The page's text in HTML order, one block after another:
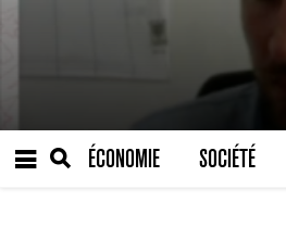
ÉCONOMIE SOCIÉTÉ